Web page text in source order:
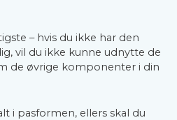
– hvis du ikke har den
vil du ikke kunne udnytte de
de øvrige komponenter i din
i pasformen, ellers skal du